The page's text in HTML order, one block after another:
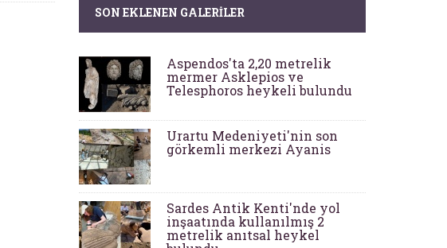
SON EKLENEN GALERILER
Aspendos'ta 2,20 metrelik
mermer Asklepios ve
Telesphoros heykeli bulundu
Urartu Medeniyeti'nin son
görkemli merkezi Ayanis
Sardes Antik Kenti'nde yol
inşaatında kullanılmış 2
metrelik anıtsal heykel